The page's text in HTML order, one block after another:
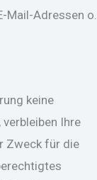
Mail-Adressen o.
keine
Ihre
Zweck für die